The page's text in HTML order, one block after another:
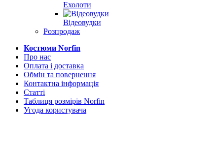
Ехолоти
Відеовудки
Розпродаж
Костюми Norfin
Про нас
Оплата і доставка
Обмін та повернення
Контактна інформація
Статті
Таблиця розмірів Norfin
Угода користувача